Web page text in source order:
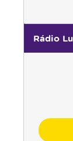
Rádio